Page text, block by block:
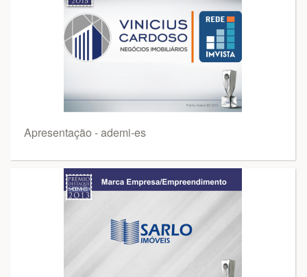
Apresentação - ademi-es